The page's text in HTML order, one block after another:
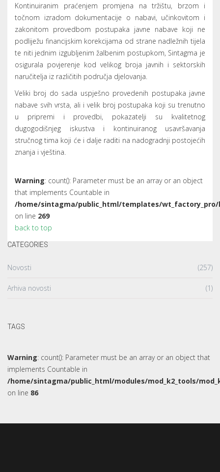
Kontinuiranim praćenjem promjena na tržištu, brzom i
točnom izradom dokumentacije o nabavi, učinkovitom i
zakonitom provedbom postupaka javne nabave koji ne
podliježu financijskim korekcijama od strane nadležnih tijela
te niti jednim izgubljenim žalbenim postupkom, Sintagma je
osigurala povjerenje kod velikog broja javnih i sektorskih
naručitelja iz različitih područja djelovanja.
Veliki broj do sada uspješno provedenih postupaka javne
nabave svih vrsta, ali i velik broj postupaka koji su trenutno
u pripremi i provedbi, pokazatelji su kvalitetnog
dugogodišnjeg iskustva i kontinuiranog usavršavanja
stručnog tima koji će i dalje raditi na nadogradnji postojećih
znanja i vještina.
Warning: count(): Parameter must be an array or an object
that implements Countable in
/home/sintagma/public_html/templates/
on line 269
back to top
CATEGORIES
Novosti (257)
Arhiva novosti (1)
TAGS
Warning: count(): Parameter must be an array or an object that
implements Countable in
/home/sintagma/public_html/modules/mod_k2_tools/
on line 86